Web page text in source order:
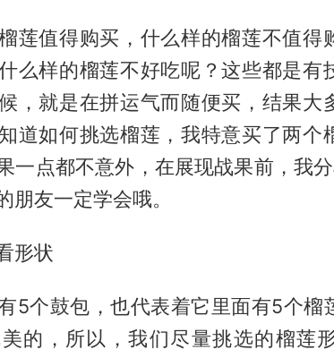
莲值得购买，什么样的榴莲不值得
么样的榴莲不好吃呢？这些都是有
，就是在拼运气而随便买，结果大
道如何挑选榴莲，我特意买了两个
一点都不意外，在展现战果前，我
朋友一定学会哦。
形状
5个鼓包，也代表着它里面有5个榴
的，所以，我们尽量挑选的榴莲